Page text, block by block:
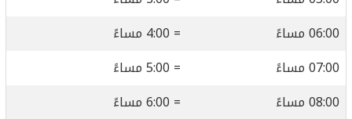
06:00 مساءً
= 4:00 مساءً
07:00 مساءً
= 5:00 مساءً
08:00 مساءً
= 6:00 مساءً